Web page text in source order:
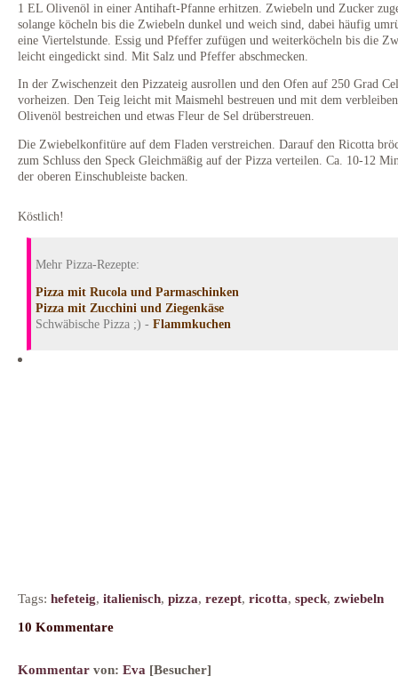
1 EL Olivenöl in einer Antihaft-Pfanne erhitzen. Zwiebeln und Zucker
solange köcheln bis die Zwiebeln dunkel und weich sind, dabei häufig
eine Viertelstunde. Essig und Pfeffer zufügen und weiterköcheln bis die
leicht eingedickt sind. Mit Salz und Pfeffer abschmecken.
In der Zwischenzeit den Pizzateig ausrollen und den Ofen auf 250 Grad
vorheizen. Den Teig leicht mit Maismehl bestreuen und mit dem
Olivenöl bestreichen und etwas Fleur de Sel drüberstreuen.
Die Zwiebelkonfitüre auf dem Fladen verstreichen. Darauf den Ricotta
zum Schluss den Speck Gleichmäßig auf der Pizza verteilen. Ca. 10-12
der oberen Einschubleiste backen.
Köstlich!
Mehr Pizza-Rezepte:
Pizza mit Rucola und Parmaschinken
Pizza mit Zucchini und Ziegenkäse
Schwäbische Pizza ;) - Flammkuchen
Tags: hefeteig, italienisch, pizza, rezept, ricotta, speck, zwiebeln
10 Kommentare
Kommentar von: Eva [Besucher]